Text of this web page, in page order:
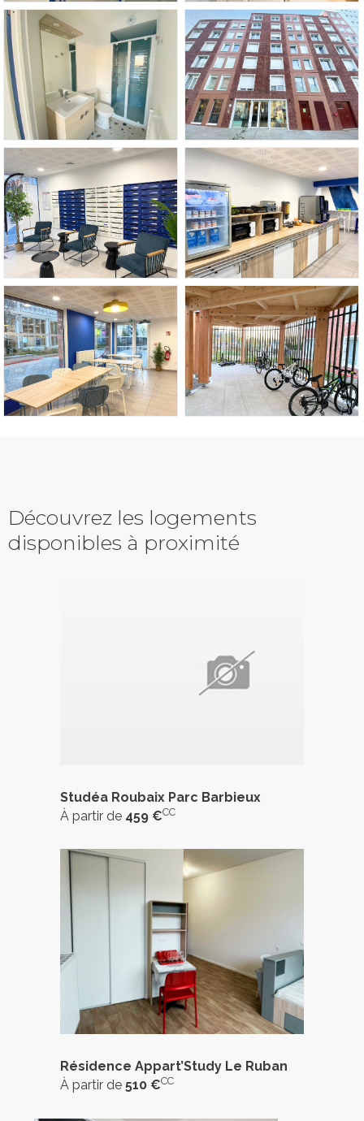
Découvrez les logements
disponibles à proximité
Studéa Roubaix Parc Barbieux
À partir de 459 €CC
Résidence Appart’Study Le Ruban
À partir de 510 €CC